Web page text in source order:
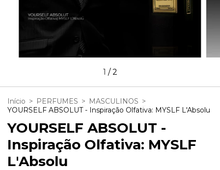
1 /2
Início > PERFUMES > MASCULINOS >
YOURSELF ABSOLUT - Inspiração Olfativa: MYSLF L'Absolu
YOURSELF ABSOLUT -
Inspiração Olfativa: MYSLF
L'Absolu